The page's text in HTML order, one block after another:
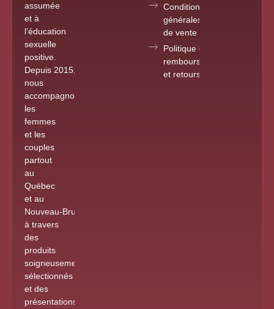
assumée
et à
l’éducation
sexuelle
positive.
Depuis 2015,
nous
accompagnons
les
femmes
et les
couples
partout
au
Québec
et au
Nouveau-Brunswick
à travers
des
produits
soigneusement
sélectionnés
et des
présentations
Conditions
générales
de vente
Politique de
remboursements
et retours